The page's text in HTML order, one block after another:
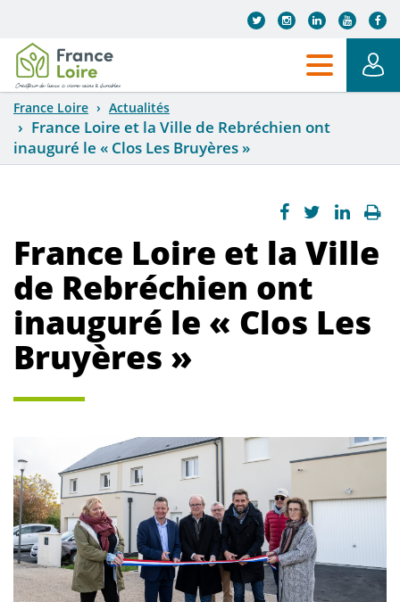
France Loire Actualités
France Loire et la Ville de Rebréchien ont
inauguré le « Clos Les Bruyères »
France Loire et la Ville
de Rebréchien ont
inauguré le « Clos Les
Bruyères »